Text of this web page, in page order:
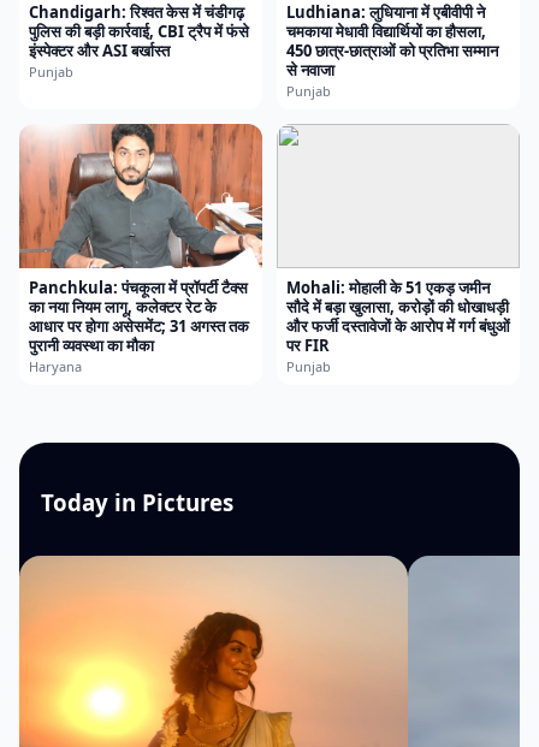
Chandigarh: रिश्वत केस में चंडीगढ़
पुलिस की बड़ी कार्रवाई, CBI ट्रैप में फंसे
इंस्पेक्टर और ASI बर्खास्त
Punjab
Ludhiana: लुधियाना में एबीवीपी ने
चमकाया मेधावी विद्यार्थियों का हौसला,
450 छात्र-छात्राओं को प्रतिभा सम्मान
से नवाजा
Punjab
Panchkula: पंचकूला में प्रॉपर्टी टैक्स
का नया नियम लागू, कलेक्टर रेट के
आधार पर होगा असेसमेंट; 31 अगस्त तक
पुरानी व्यवस्था का मौका
Haryana
Mohali: मोहाली के 51 एकड़ जमीन
सौदे में बड़ा खुलासा, करोड़ों की धोखाधड़ी
और फर्जी दस्तावेजों के आरोप में गर्ग बंधुओं
पर FIR
Punjab
Today in Pictures